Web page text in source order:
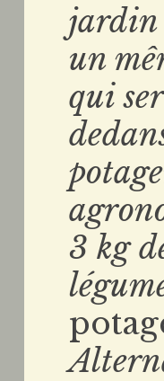
jardin
un
qui
3 kg